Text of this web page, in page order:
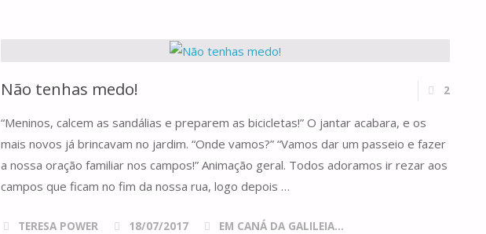
DA
NOSSA
Não tenhas medo! 2
“Meninos, calcem as sandálias e preparem as bicicletas!” O jantar acabara, e os
mais novos já brincavam no jardim. “Onde vamos?” “Vamos dar um passeio e fazer
a nossa oração familiar nos campos!” Animação geral. Todos adoramos ir rezar aos
campos que ficam no fim da nossa rua, logo depois …
TERESA POWER 18/07/2017 EM CANÁ DA GALILEIA...